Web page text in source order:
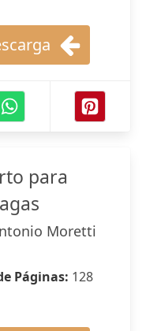
para
Moretti
Páginas: 128